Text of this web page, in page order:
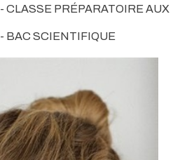
- CLASSE PRÉPARATOIRE AUX
- BAC SCIENTIFIQUE